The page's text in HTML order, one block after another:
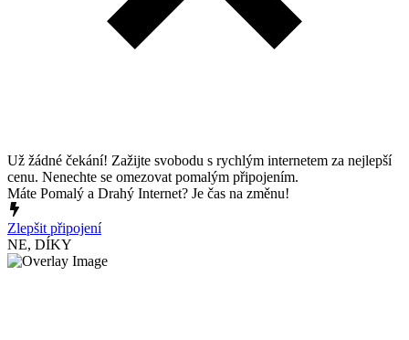
Už žádné čekání! Zažijte svobodu s rychlým internetem za nejlepší
cenu. Nenechte se omezovat pomalým připojením.
Máte Pomalý a Drahý Internet? Je čas na změnu!
Zlepšit připojení
NE, DÍKY